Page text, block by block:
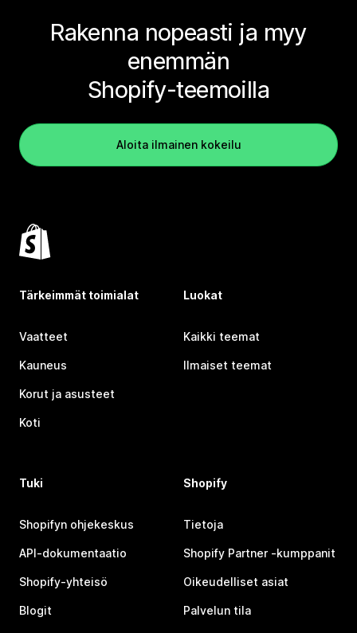
Rakenna nopeasti ja myy
enemmän
Shopify-teemoilla
Aloita ilmainen kokeilu
Tärkeimmät toimialat
Vaatteet
Kauneus
Korut ja asusteet
Koti
Luokat
Kaikki teemat
Ilmaiset teemat
Tuki
Shopifyn ohjekeskus
API-dokumentaatio
Shopify-yhteisö
Blogit
Shopify
Tietoja
Shopify Partner ‑kumppanit
Oikeudelliset asiat
Palvelun tila